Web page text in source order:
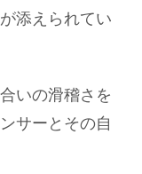
添えられてい
いの滑稽さを
サーとその自